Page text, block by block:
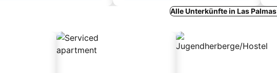
Alle Unterkünfte in Las